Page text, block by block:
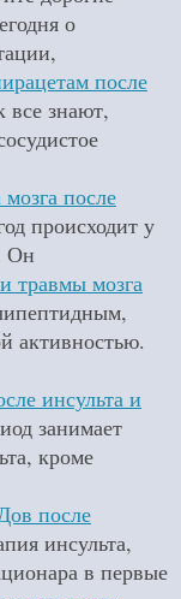
о
после
все знают,
после
происходит у
Он
травмы мозга
активностью.
инсульта и
занимает
кроме
после
инсульта,
в первые